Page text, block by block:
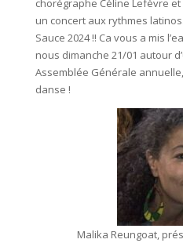
chorégraphe Céline Lefèvre
un concert aux rythmes
Sauce 2024 !! Ca vous a mis
nous dimanche 21/01 autour
Assemblée Générale
danse !
Malika Reungoat,